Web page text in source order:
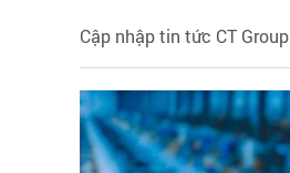
Cập nhập tin tức CT Group